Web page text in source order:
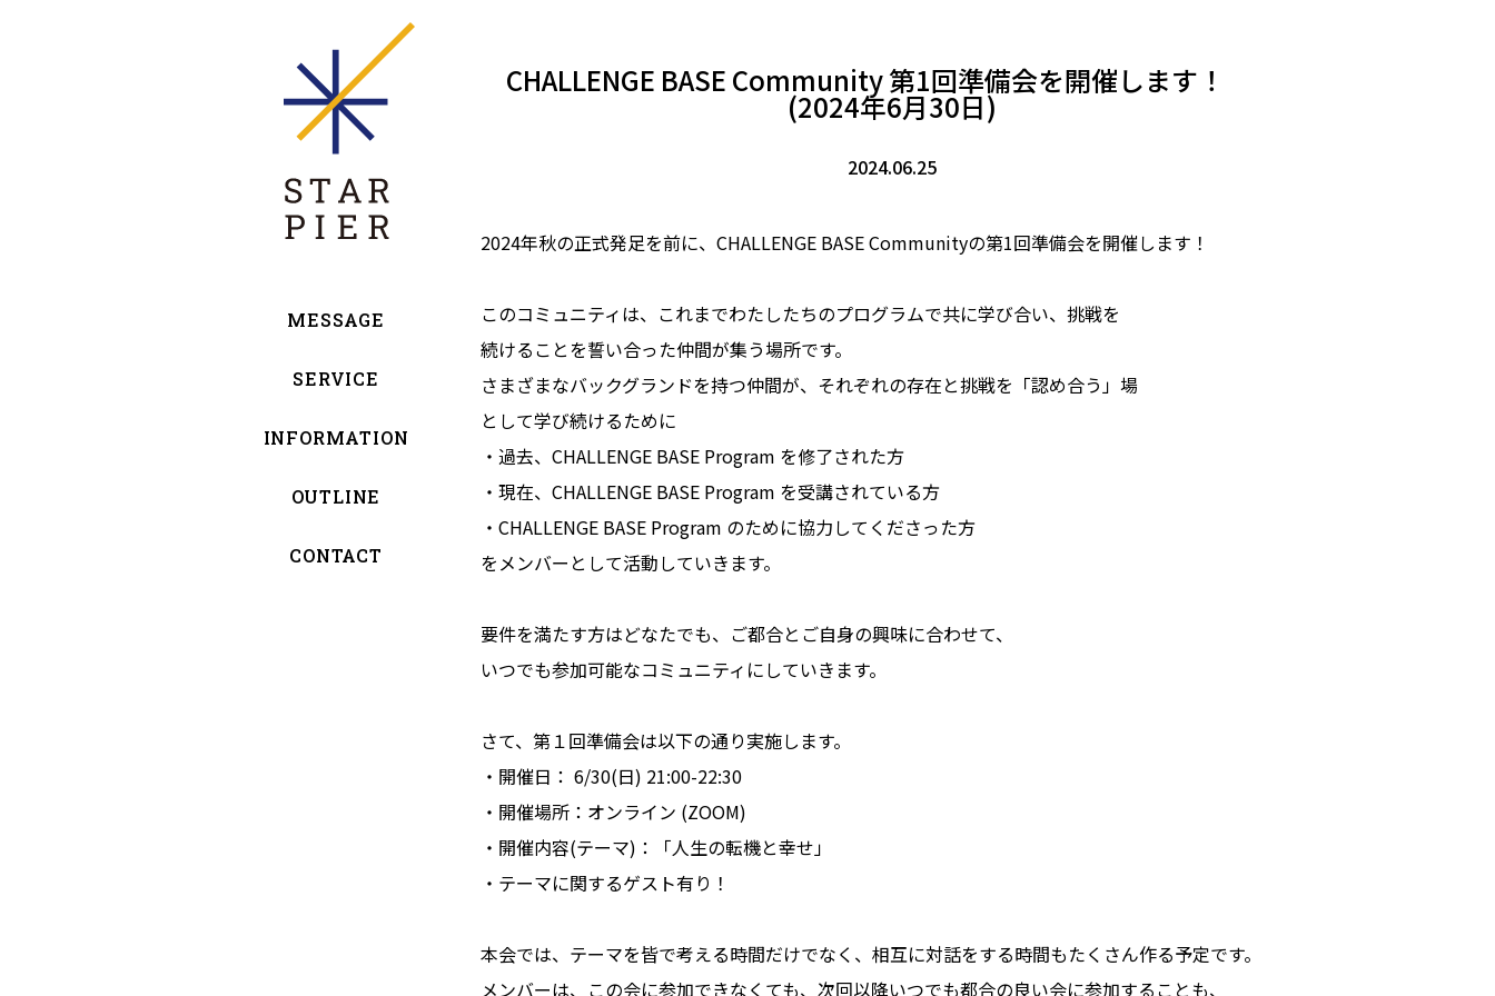
MESSAGE
SERVICE
INFORMATION
OUTLINE
CONTACT
CHALLENGE BASE Community 第1回準備会を開催します！
(2024年6月30日)
2024.06.25
2024年秋の正式発足を前に、CHALLENGE BASE Communityの第1回準備会を開催します！
このコミュニティは、これまでわたしたちのプログラムで共に学び合い、挑戦を
続けることを誓い合った仲間が集う場所です。
さまざまなバックグランドを持つ仲間が、それぞれの存在と挑戦を「認め合う」場
として学び続けるために
・過去、CHALLENGE BASE Program を修了された方
・現在、CHALLENGE BASE Program を受講されている方
・CHALLENGE BASE Program のために協力してくださった方
をメンバーとして活動していきます。
要件を満たす方はどなたでも、ご都合とご自身の興味に合わせて、
いつでも参加可能なコミュニティにしていきます。
さて、第１回準備会は以下の通り実施します。
・開催日： 6/30(日) 21:00-22:30
・開催場所：オンライン (ZOOM)
・開催内容(テーマ)：「人生の転機と幸せ」
・テーマに関するゲスト有り！
本会では、テーマを皆で考える時間だけでなく、相互に対話をする時間もたくさん作る予定です。
メンバーは、この会に参加できなくても、次回以降いつでも都合の良い会に参加することも、